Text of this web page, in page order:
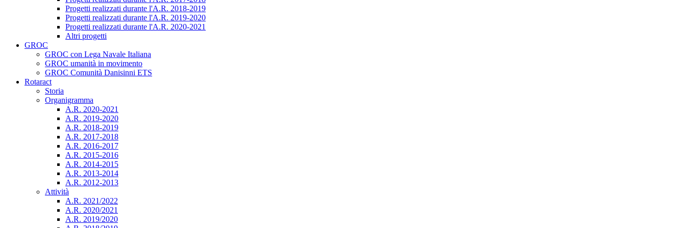
Progetti realizzati durante l'A.R. 2018-2019
Progetti realizzati durante l'A.R. 2019-2020
Progetti realizzati durante l'A.R. 2020-2021
Altri progetti
GROC
GROC con Lega Navale Italiana
GROC umanità in movimento
GROC Comunità Danisinni ETS
Rotaract
Storia
Organigramma
A.R. 2020-2021
A.R. 2019-2020
A.R. 2018-2019
A.R. 2017-2018
A.R. 2016-2017
A.R. 2015-2016
A.R. 2014-2015
A.R. 2013-2014
A.R. 2012-2013
Attività
A.R. 2021/2022
A.R. 2020/2021
A.R. 2019/2020